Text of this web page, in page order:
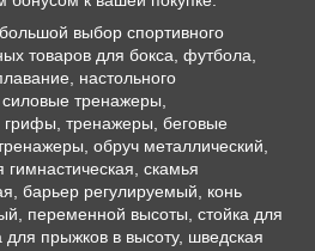
выбор спортивного
товаров для бокса, футбола,
настольного
тренажеры,
грифы, тренажеры, беговые
обруч металлический,
гимнастическая, скамья
барьер регулируемый, конь
переменной высоты, стойка для
для прыжков в высоту, шведская